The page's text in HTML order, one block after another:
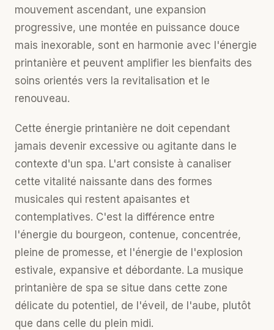
mouvement ascendant, une expansion
progressive, une montée en puissance douce
mais inexorable, sont en harmonie avec l'énergie
printanière et peuvent amplifier les bienfaits des
soins orientés vers la revitalisation et le
renouveau.
Cette énergie printanière ne doit cependant
jamais devenir excessive ou agitante dans le
contexte d'un spa. L'art consiste à canaliser
cette vitalité naissante dans des formes
musicales qui restent apaisantes et
contemplatives. C'est la différence entre
l'énergie du bourgeon, contenue, concentrée,
pleine de promesse, et l'énergie de l'explosion
estivale, expansive et débordante. La musique
printanière de spa se situe dans cette zone
délicate du potentiel, de l'éveil, de l'aube, plutôt
que dans celle du plein midi.